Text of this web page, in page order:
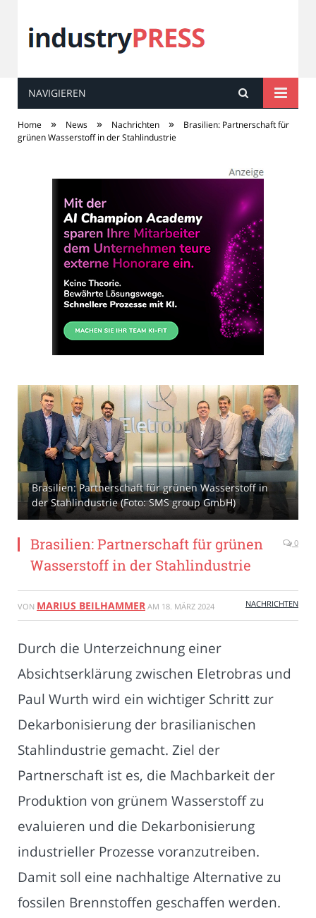
industryPRESS
NAVIGIEREN
Home » News » Nachrichten »
Brasilien: Partnerschaft für
grünen Wasserstoff in der Stahlindustrie
Brasilien: Partnerschaft für grünen Wasserstoff in
der Stahlindustrie (Foto: SMS group GmbH)
Brasilien: Partnerschaft für grünen
Wasserstoff in der Stahlindustrie
0
VON MARIUS BEILHAMMER AM 18. MÄRZ 2024 NACHRICHTEN
Durch die Unterzeichnung einer
Absichtserklärung zwischen Eletrobras und
Paul Wurth wird ein wichtiger Schritt zur
Dekarbonisierung der brasilianischen
Stahlindustrie gemacht. Ziel der
Partnerschaft ist es, die Machbarkeit der
Produktion von grünem Wasserstoff zu
evaluieren und die Dekarbonisierung
industrieller Prozesse voranzutreiben.
Damit soll eine nachhaltige Alternative zu
fossilen Brennstoffen geschaffen werden.